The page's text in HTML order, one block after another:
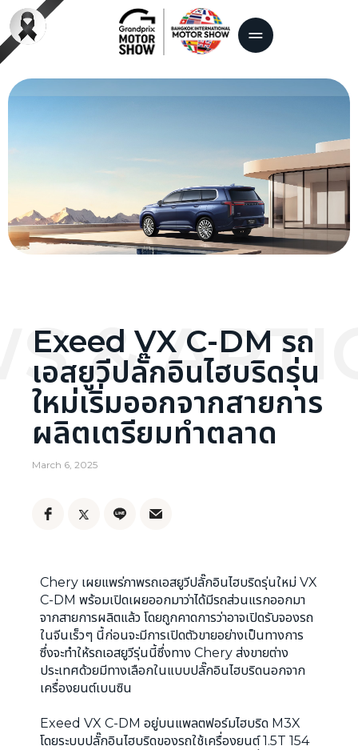
&
Exeed VX C-DM รถ
เอสยูวีปลั๊กอินไฮบริดรุ่น
ใหม่เริ่มออกจากสายการ
ผลิตเตรียมทำตลาด
March 6, 2025
Chery เผยแพร่ภาพรถเอสยูวีปลั๊กอินไฮบริดรุ่นใหม่ VX
C-DM พร้อมเปิดเผยออกมาว่าได้มีรถส่วนแรกออกมา
จากสายการผลิตแล้ว โดยถูกคาดการว่าอาจเปิดรับจองรถ
ในจีนเร็วๆ นี้ก่อนจะมีการเปิดตัวขายอย่างเป็นทางการ
ซึ่งจะทำให้รถเอสยูวีรุ่นนี้ซึ่งทาง Chery ส่งขายต่าง
ประเทศด้วยมีทางเลือกในแบบปลั๊กอินไฮบริดนอกจาก
เครื่องยนต์เบนซิน
Exeed VX C-DM อยู่บนแพลตฟอร์มไฮบริด M3X
โดยระบบปลั๊กอินไฮบริดของรถใช้เครื่องยนต์ 1.5T 154